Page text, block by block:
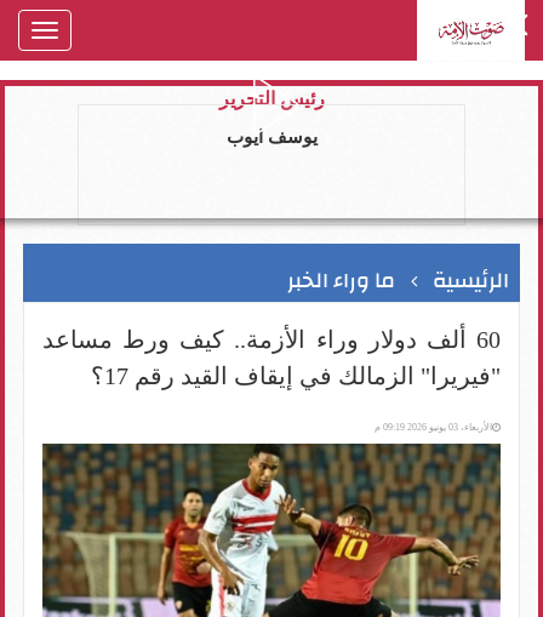
رئيس التحرير
يوسف ايوب
الرئيسية ما وراء الخبر
60 ألف دولار وراء الأزمة.. كيف ورط مساعد
"فيريرا" الزمالك في إيقاف القيد رقم 17؟
الأربعاء، 03 يونيو 2026 09:19 م